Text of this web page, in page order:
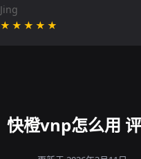
Jing
★★★★★
快橙vnp怎么用